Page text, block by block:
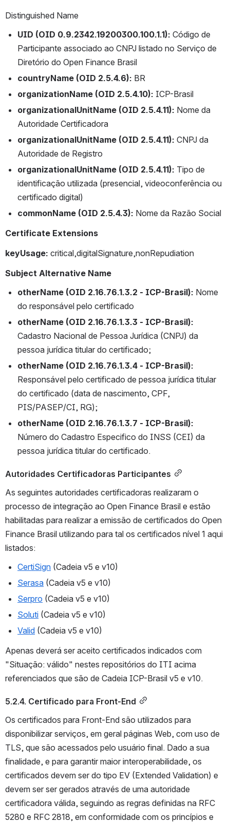
Distinguished Name
UID (OID 0.9.2342.19200300.100.1.1): Código de
Participante associado ao CNPJ listado no Serviço de
Diretório do Open Finance Brasil
countryName (OID 2.5.4.6): BR
organizationName (OID 2.5.4.10): ICP-Brasil
organizationalUnitName (OID 2.5.4.11): Nome da
Autoridade Certificadora
organizationalUnitName (OID 2.5.4.11): CNPJ da
Autoridade de Registro
organizationalUnitName (OID 2.5.4.11): Tipo de
identificação utilizada (presencial, videoconferência ou
certificado digital)
commonName (OID 2.5.4.3): Nome da Razão Social
Certificate Extensions
keyUsage: critical,digitalSignature,nonRepudiation
Subject Alternative Name
otherName (OID 2.16.76.1.3.2 - ICP-Brasil): Nome
do responsável pelo certificado
otherName (OID 2.16.76.1.3.3 - ICP-Brasil):
Cadastro Nacional de Pessoa Jurídica (CNPJ) da
pessoa jurídica titular do certificado;
Responsável pelo certificado de pessoa jurídica titular
do certificado (data de nascimento, CPF,
PIS/PASEP/CI, RG);
otherName (OID 2.16.76.1.3.7 - ICP-Brasil):
Número do Cadastro Especifico do INSS (CEI) da
pessoa jurídica titular do certificado.
Autoridades Certificadoras Participantes
As seguintes autoridades certificadoras realizaram o
processo de integração ao Open Finance Brasil e estão
habilitadas para realizar a emissão de certificados do Open
Finance Brasil utilizando para tal os certificados nível 1 aqui
listados:
CertiSign (Cadeia v5 e v10)
Serasa (Cadeia v5 e v10)
Serpro (Cadeia v5 e v10)
Soluti (Cadeia v5 e v10)
Valid (Cadeia v5 e v10)
Apenas deverá ser aceito certificados indicados com
"Situação: válido" nestes repositórios do ITI acima
referenciados que são de Cadeia ICP-Brasil v5 e v10.
5.2.4. Certificado para Front-End
Os certificados para Front-End são utilizados para
disponibilizar serviços, em geral páginas Web, com uso de
TLS, que são acessados pelo usuário final. Dado a sua
finalidade, e para garantir maior interoperabilidade, os
certificados devem ser do tipo EV (Extended Validation) e
devem ser ser gerados através de uma autoridade
certificadora válida, seguindo as regras definidas na RFC
5280 e RFC 2818, em conformidade com os princípios e